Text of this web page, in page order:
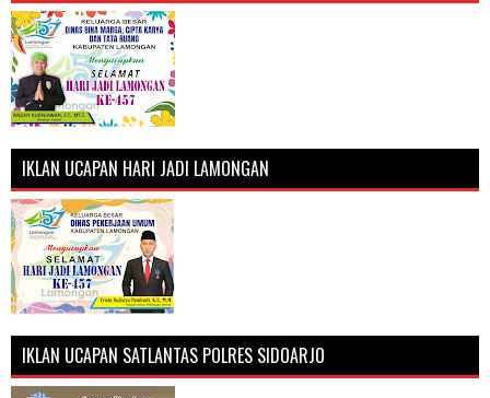
IKLAN UCAPAN HARI JADI LAMONGAN
IKLAN UCAPAN SATLANTAS POLRES SIDOARJO